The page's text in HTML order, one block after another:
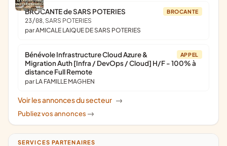
BROCANTE
BROCANTE de SARS POTERIES
23/08, SARS POTERIES
par AMICALE LAIQUE DE SARS POTERIES
APPEL
Bénévole Infrastructure Cloud Azure &
Migration Auth [Infra / DevOps / Cloud] H/F - 100% à
distance Full Remote
par LA FAMILLE MAGHEN
Voir les annonces du secteur ->
Publiez vos annonces ->
SERVICES PARTENAIRES